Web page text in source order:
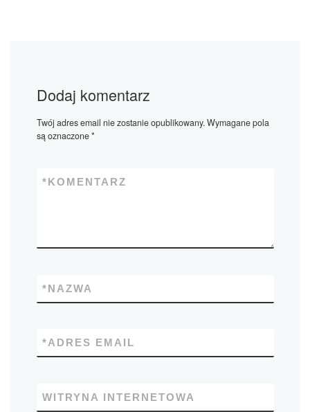
Dodaj komentarz
Twój adres email nie zostanie opublikowany.Wymagane pola
są oznaczone*
KOMENTARZ
*
NAZWA
*
ADRES EMAIL
*
WITRYNA INTERNETOWA